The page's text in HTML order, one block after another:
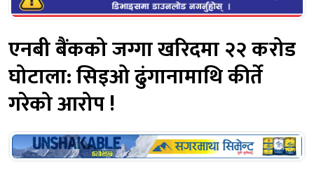
एनबी बैंकको जग्गा खरिदमा २२ करोड
घोटाला: सिइओ ढुंगानामाथि कीर्ते
गरेको आरोप !